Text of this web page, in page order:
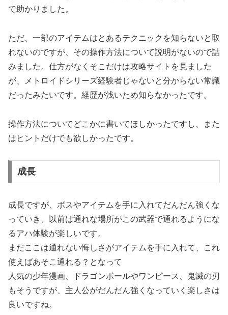
で助かりました。
ただ、一部のアイテムはとあるテクニックを知らないと取
れないのですが、その操作方法について説明がないので詰
みました。仕方がなくそこだけは攻略サイトを見ました
が、メトロイドシリーズ経験者じゃないと分からない常識
だったみたいです。経歴が浅いため知らなかったです。
操作方法についてどこかに書いてほしかったですし、また
はヒントだけでも欲しかったです。
成長
成長ですが、ボスやアイテムを手に入れてだんだん強くな
っていき、以前は通れな場所がこの武器で通れるようにな
るアハ体験が楽しいです。
まだここは通れない悔しさがアイテムを手に入れて、これ
使えばあそこ通れる？となって
人気の少年漫画、ドラゴンボールやワンピース、鬼滅の刃
もそうですが、主人公がだんだん強くなっていく楽しさは
良いですね。